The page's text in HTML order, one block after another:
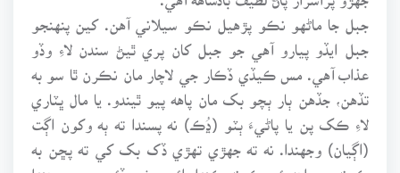
جبل جا ماڻهو نڪو پڙهيل نڪو سيلاني آهن. کين پنهنجو
جبل ايڏو پيارو آهي جو جبل کان پري ٿيڻ سندن لاءِ وڏو
عذاب آهي. مس ڪيڏي ڏڪار جي لاچار مان نڪرن ٿا سو به
تڏهن، جڏهن ٻار ٻچو بک مان پاهه پيو ٿيندو. يا مال ڀٽاري
لاءِ ڪک پن يا پاڻيءَ ٻٽو (ڍُڪ) نه پسندا ته ٻه وکون اڳت
(اڳيان) وجهندا. نه ته جهڙي تهڙي ڏک بک کي ته پڇن به
ڪونه. پرواهه ئي ڪونه ڪندا. ائين پٺي ڏئي ويهي رهندا